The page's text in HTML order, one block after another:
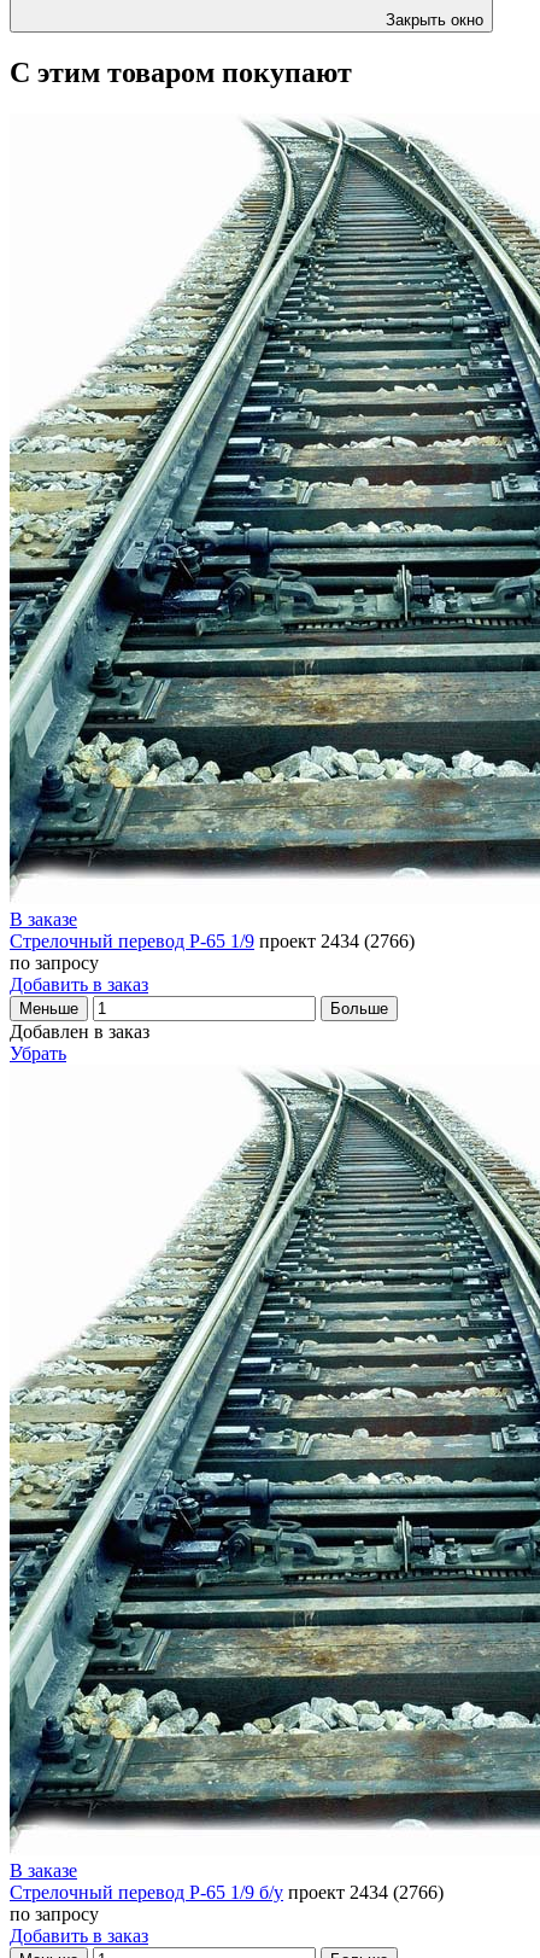
Закрыть окно
С этим товаром покупают
В заказе
Стрелочный перевод Р-65 1/9 проект 2434 (2766)
по запросу
Добавить в заказ
Меньше Больше
Добавлен в заказ
Убрать
В заказе
Стрелочный перевод Р-65 1/9 б/у проект 2434 (2766)
по запросу
Добавить в заказ